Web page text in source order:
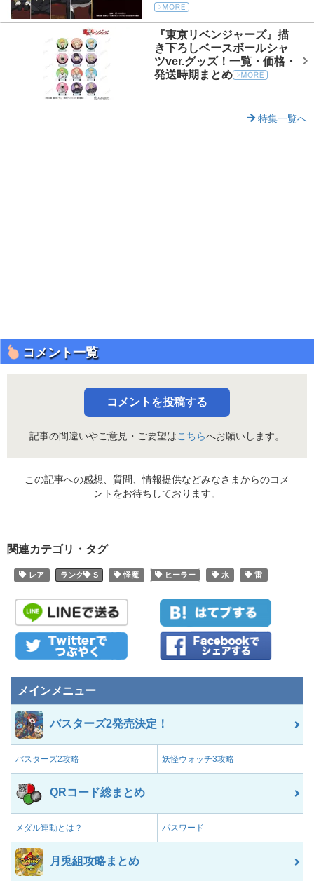
『東京リベンジャーズ』描
き下ろしベースボールシャ
ツver.グッズ！一覧・価格・
発送時期まとめ
特集一覧へ
コメント一覧
コメントを投稿する
記事の間違いやご意見・ご要望はこちらへお願いします。
この記事への感想、質問、情報提供などみなさまからのコメ
ントをお待ちしております。
関連カテゴリ・タグ
レア S 怪魔 ヒーラー 水 雷
メインメニュー
バスターズ2発売決定！
バスターズ2攻略 妖怪ウォッチ3攻略
QRコード総まとめ
メダル連動とは？ パスワード
月兎組攻略まとめ